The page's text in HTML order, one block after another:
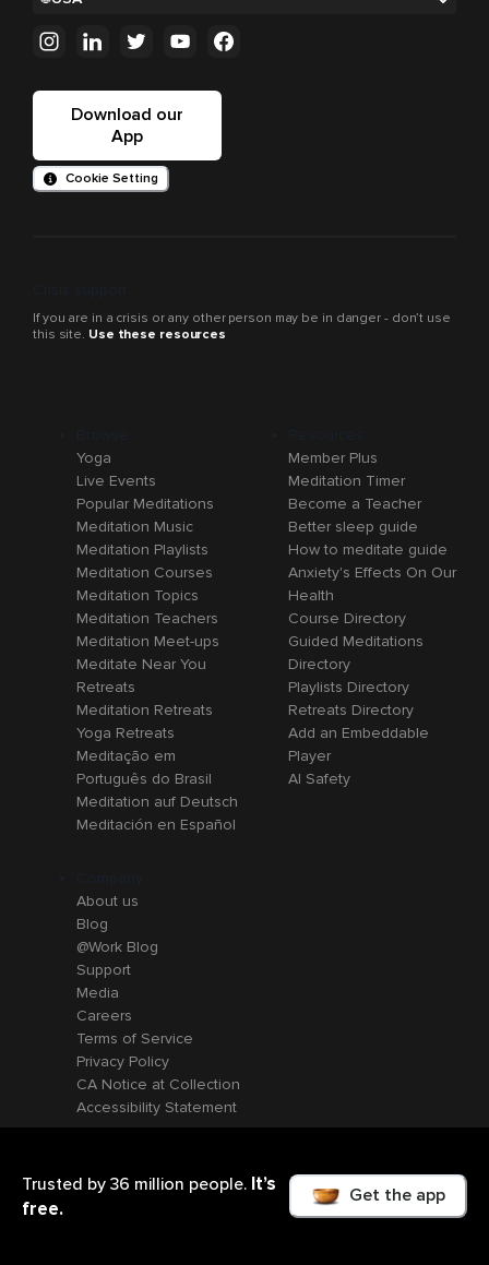
Trusted by 36 million people. It’s
free.
Get the app
Download our
App
Cookie Setting
If you are in a crisis or any other person may be in danger - don’t use
this site. Use these resources
Yoga
Live Events
Popular Meditations
Meditation Music
Meditation Playlists
Meditation Courses
Meditation Topics
Meditation Teachers
Meditation Meet-ups
Meditate Near You
Retreats
Meditation Retreats
Yoga Retreats
Meditação em
Português do Brasil
Meditation auf Deutsch
Meditación en Español
Member Plus
Meditation Timer
Become a Teacher
Better sleep guide
How to meditate guide
Anxiety's Effects On Our
Health
Course Directory
Guided Meditations
Directory
Playlists Directory
Retreats Directory
Add an Embeddable
Player
AI Safety
About us
Blog
@Work Blog
Support
Media
Careers
Terms of Service
Privacy Policy
CA Notice at Collection
Accessibility Statement